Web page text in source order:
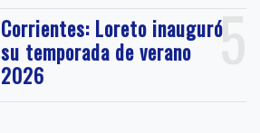
5
Corrientes: Loreto inauguró
su temporada de verano
2026